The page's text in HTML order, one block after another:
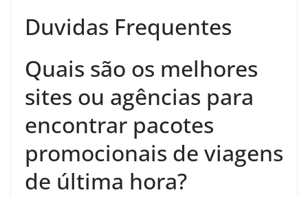
Duvidas Frequentes
Quais são os melhores
sites ou agências para
encontrar pacotes
promocionais de viagens
de última hora?